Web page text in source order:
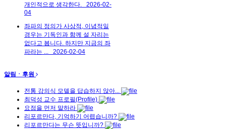
개인적으로 생각한다.
2026-02-
04
좌파의 정의가 사상적, 이념적일
경우는 기독인과 함께 설 자리는
없다고 봅니다. 하지만 지금의 좌
파라는 ...
2026-02-04
알림ㆍ후원
전통 강의식 모델을 답습하지 않아...
최덕성 교수 프로필(Profile)
요점을 먼저 말하라
리포르만다, 기억하기 어렵습니까?
리포르만다는 무슨 뜻입니까?